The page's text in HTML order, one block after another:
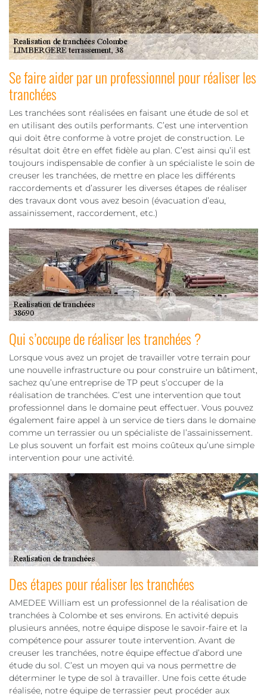
Se faire aider par un professionnel pour réaliser les
tranchées
Les tranchées sont réalisées en faisant une étude de sol et
en utilisant des outils performants. C’est une intervention
qui doit être conforme à votre projet de construction. Le
résultat doit être en effet fidèle au plan. C’est ainsi qu’il est
toujours indispensable de confier à un spécialiste le soin de
creuser les tranchées, de mettre en place les différents
raccordements et d’assurer les diverses étapes de réaliser
des travaux dont vous avez besoin (évacuation d’eau,
assainissement, raccordement, etc.)
Qui s’occupe de réaliser les tranchées ?
Lorsque vous avez un projet de travailler votre terrain pour
une nouvelle infrastructure ou pour construire un bâtiment,
sachez qu’une entreprise de TP peut s’occuper de la
réalisation de tranchées. C’est une intervention que tout
professionnel dans le domaine peut effectuer. Vous pouvez
également faire appel à un service de tiers dans le domaine
comme un terrassier ou un spécialiste de l’assainissement.
Le plus souvent un forfait est moins coûteux qu’une simple
intervention pour une activité.
Des étapes pour réaliser les tranchées
AMEDEE William est un professionnel de la réalisation de
tranchées à Colombe et ses environs. En activité depuis
plusieurs années, notre équipe dispose le savoir-faire et la
compétence pour assurer toute intervention. Avant de
creuser les tranchées, notre équipe effectue d’abord une
étude du sol. C’est un moyen qui va nous permettre de
déterminer le type de sol à travailler. Une fois cette étude
réalisée, notre équipe de terrassier peut procéder aux